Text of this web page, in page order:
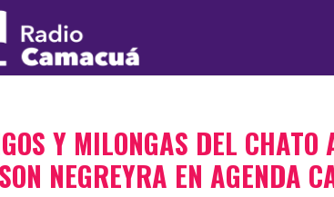
Y MILONGAS DEL
NEGREYRA EN AGENDA